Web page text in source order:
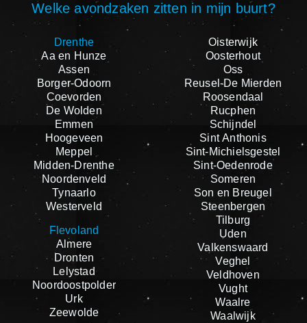
Welke avondzaken zitten in mijn buurt?
Drenthe
Aa en Hunze
Assen
Borger-Odoorn
Coevorden
De Wolden
Emmen
Hoogeveen
Meppel
Midden-Drenthe
Noordenveld
Tynaarlo
Westerveld
Flevoland
Almere
Dronten
Lelystad
Noordoostpolder
Urk
Zeewolde
Oisterwijk
Oosterhout
Oss
Reusel-De Mierden
Roosendaal
Rucphen
Schijndel
Sint Anthonis
Sint-Michielsgestel
Sint-Oedenrode
Someren
Son en Breugel
Steenbergen
Tilburg
Uden
Valkenswaard
Veghel
Veldhoven
Vught
Waalre
Waalwijk